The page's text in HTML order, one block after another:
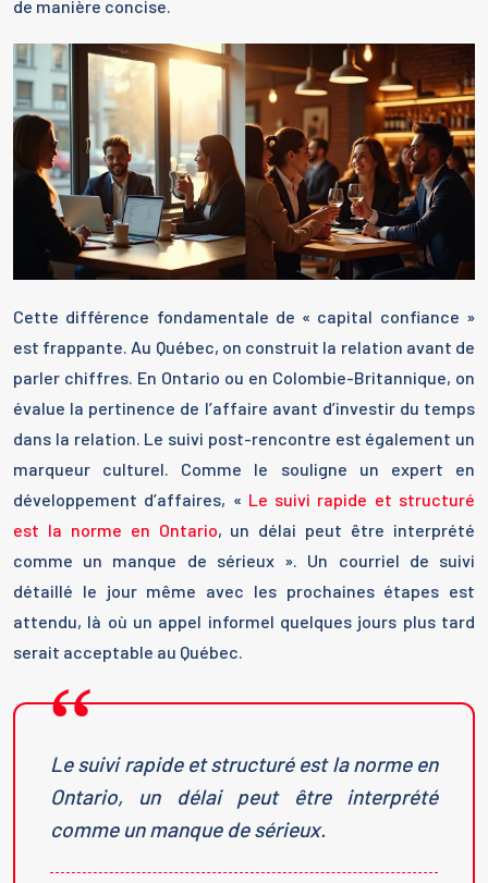
de manière concise.
Cette différence fondamentale de « capital confiance »
est frappante. Au Québec, on construit la relation avant de
parler chiffres. En Ontario ou en Colombie-Britannique, on
évalue la pertinence de l’affaire avant d’investir du temps
dans la relation. Le suivi post-rencontre est également un
marqueur culturel. Comme le souligne un expert en
développement d’affaires, « Le suivi rapide et structuré
est la norme en Ontario, un délai peut être interprété
comme un manque de sérieux ». Un courriel de suivi
détaillé le jour même avec les prochaines étapes est
attendu, là où un appel informel quelques jours plus tard
serait acceptable au Québec.
Le suivi rapide et structuré est la norme en
Ontario, un délai peut être interprété
comme un manque de sérieux.